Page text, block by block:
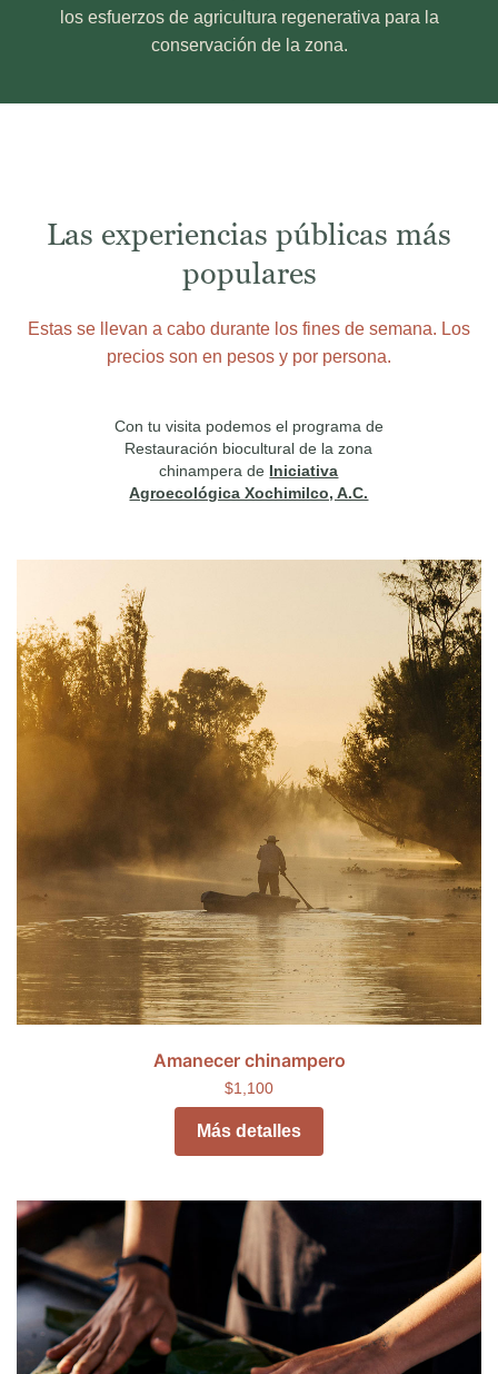
los esfuerzos de agricultura regenerativa para la
conservación de la zona.
Las experiencias públicas más
populares
Estas se llevan a cabo durante los fines de semana. Los
precios son en pesos y por persona.
Con tu visita podemos el programa de
Restauración biocultural de la zona
chinampera de Iniciativa
Agroecológica Xochimilco, A.C.
Amanecer chinampero
$1,100
Más detalles